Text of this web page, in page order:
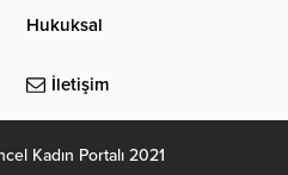
Hukuksal
İletişim
Kadın Portalı 2021